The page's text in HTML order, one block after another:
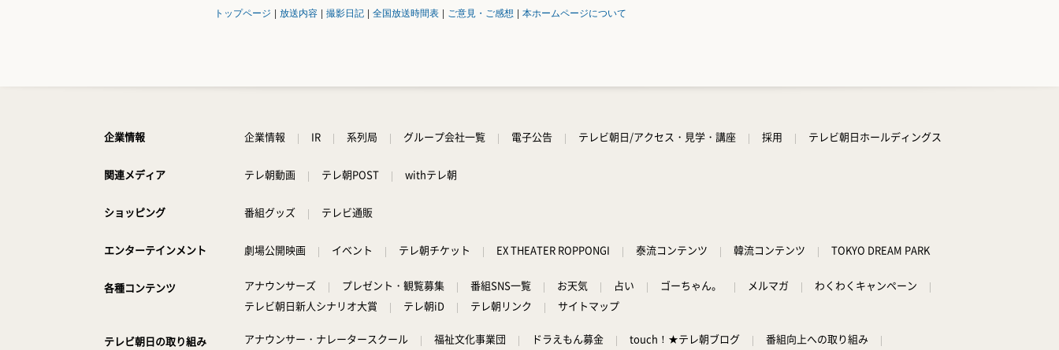
トップページ 放送内容 撮影日記 全国放送時間表 ご意見・ご感想 本ホームページについて
企業情報 企業情報 IR 系列局 グループ会社一覧 電子公告 テレビ朝日/アクセス・見学・講座 採用 テレビ朝日ホールディングス
関連メディア テレ朝動画 テレ朝POST withテレ朝
ショッピング 番組グッズ テレビ通販
エンターテインメント 劇場公開映画 イベント テレ朝チケット EX THEATER ROPPONGI 泰流コンテンツ 韓流コンテンツ TOKYO DREAM PARK
各種コンテンツ アナウンサーズ プレゼント・観覧募集 番組SNS一覧 お天気 占い ゴーちゃん。 メルマガ
わくわくキャンペーン
テレビ朝日新人シナリオ大賞
テレ朝iD テレ朝リンク サイトマップ
テレビ朝日の取り組み アナウンサー・ナレータースクール 福祉文化事業団 ドラえもん募金 touch！★テレ朝ブログ 番組向上への取り組み